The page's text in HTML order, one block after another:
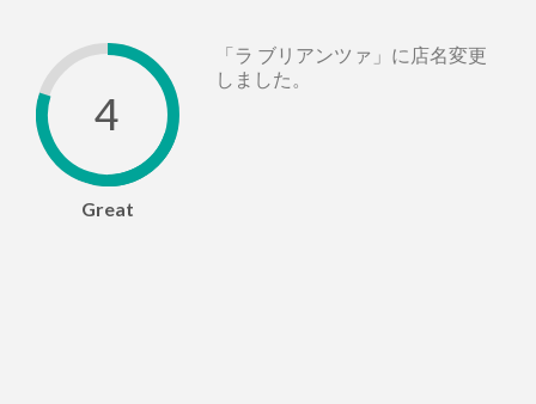
4
Great
「ラ ブリアンツァ」に店名変更
しました。